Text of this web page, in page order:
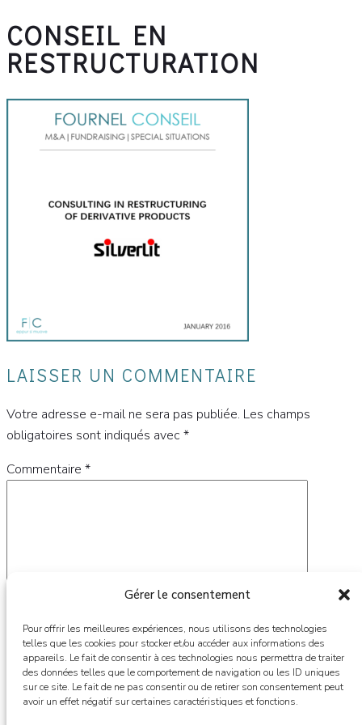
Gérer le consentement
Pour offrir les meilleures expériences, nous utilisons des technologies
telles que les cookies pour stocker et/ou accéder aux informations des
appareils. Le fait de consentir à ces technologies nous permettra de traiter
des données telles que le comportement de navigation ou les ID uniques
sur ce site. Le fait de ne pas consentir ou de retirer son consentement peut
avoir un effet négatif sur certaines caractéristiques et fonctions.
CONSEIL EN
RESTRUCTURATION
LAISSER UN COMMENTAIRE
Votre adresse e-mail ne sera pas publiée. Les champs
obligatoires sont indiqués avec *
Commentaire *
Nom*